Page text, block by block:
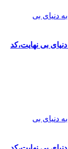
بی نهایت،کد